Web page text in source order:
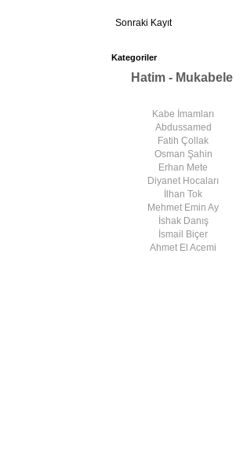
Sonraki Kayıt
Kategoriler
Hatim - Mukabele
Kabe İmamları
Abdussamed
Fatih Çollak
Osman Şahin
Erhan Mete
Diyanet Hocaları
İlhan Tok
Mehmet Emin Ay
İshak Danış
İsmail Biçer
Ahmet El Acemi